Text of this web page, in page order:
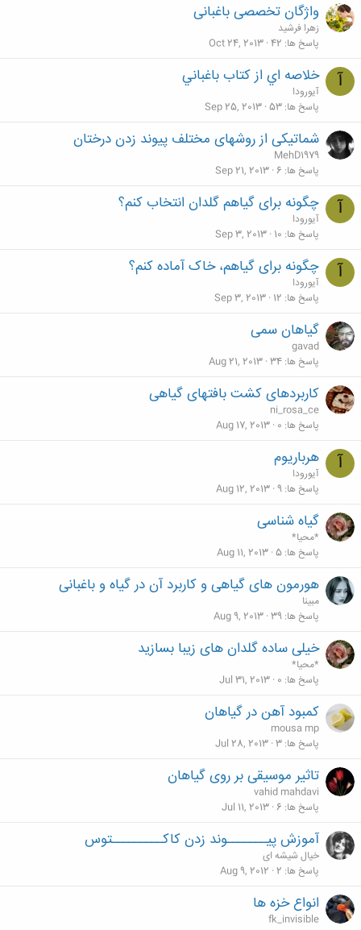
واژگان تخصصی باغبانی
زهرا فرشید
پاسخ ها 42
Oct 24, 2013
آ خلاصه اي از كتاب باغباني
آیورودا
پاسخ ها 53
Sep 25, 2013
شماتیکی از روشهای مختلف پیوند زدن درختان
MehD1979
پاسخ ها 6
Sep 21, 2013
آ چگونه برای گیاهم گلدان انتخاب کنم؟
آیورودا
پاسخ ها 10
Sep 3, 2013
آ چگونه برای گیاهم، خاک آماده کنم؟
آیورودا
پاسخ ها 12
Sep 3, 2013
گیاهان سمی
gavad
پاسخ ها 34
Aug 21, 2013
کاربردهای کشت بافتهای گیاهی
ni_rosa_ce
پاسخ ها 0
Aug 17, 2013
آ هرباريوم
آیورودا
پاسخ ها 9
Aug 12, 2013
گیاه شناسی
*محیا*
پاسخ ها 5
Aug 11, 2013
هورمون های گیاهی و کاربرد آن در گیاه و باغبانی
مبینا
پاسخ ها 39
Aug 9, 2013
خیلی ساده گلدان های زیبا بسازید
*محیا*
پاسخ ها 0
Jul 31, 2013
کمبود آهن در گياهان
mousa mp
پاسخ ها 3
Jul 28, 2013
تاثیر موسیقی بر روی گیاهان
vahid mahdavi
پاسخ ها 6
Jul 11, 2013
آموزش پیـــــــوند زدن کاکـــــــــتوس
خیال شیشه ای
پاسخ ها 2
Aug 9, 2012
انواع خزه ها
fk_invisible